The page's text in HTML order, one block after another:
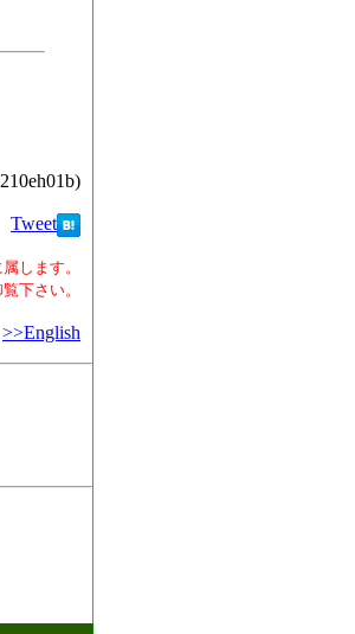
Tweet
します。
下さい。
>>English